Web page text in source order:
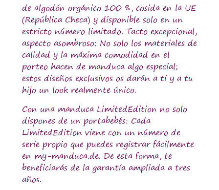
de algodón orgánico 100 %, cosida en la UE
(República Checa) y disponible solo en un
estricto número limitado. Tacto excepcional,
aspecto asombroso: No solo los materiales de
calidad y la máxima comodidad en el
porteo hacen de manduca algo especial;
estos diseños exclusivos os darán a ti y a tu
hijo un look realmente único.
Con una manduca LimitedEdition no solo
dispones de un portabebés: Cada
LimitedEdition viene con un número de
serie propio que puedes registrar fácilmente
en my-manduca.de. De esta forma, te
beneficiarás de la garantía ampliada a tres
años.